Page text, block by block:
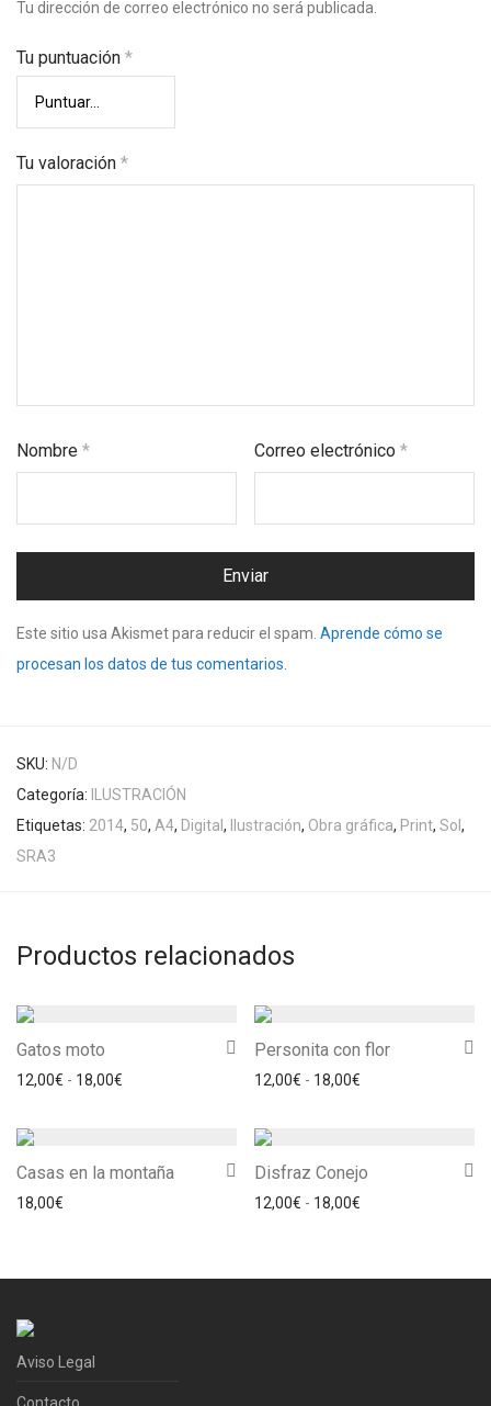
Tu dirección de correo electrónico no será publicada.
Tu puntuación *
Tu valoración *
Nombre * Correo electrónico*
Este sitio usa Akismet para reducir el spam. Aprende cómo se
procesan los datos de tus comentarios.
SKU: N/D
Categoría:
ILUSTRACIÓN
Etiquetas: 2014, 50, A4, Digital , Ilustración, Obra gráfica, Print, Sol ,
SRA3
Productos relacionados
Gatos moto
12,00€ - 18,00€ Rango de precios: desde 12,00€ hasta 18,00€
Personita con flor
12,00€ - 18,00€
Casas en la montaña
18,00€
Disfraz Conejo
12,00€ - 18,00€
Aviso Legal
Contacto